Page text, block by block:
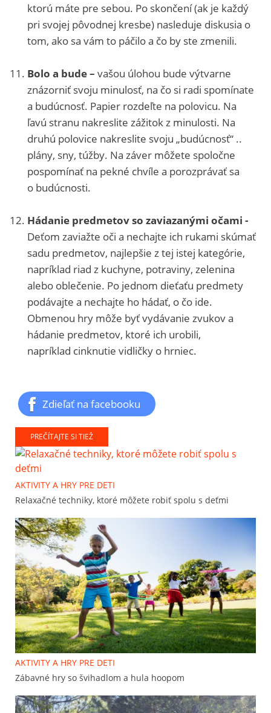
ktorú máte pre sebou. Po skončení (ak je každý
pri svojej pôvodnej kresbe) nasleduje diskusia o
tom, ako sa vám to páčilo a čo by ste zmenili.
Bolo a bude – vašou úlohou bude výtvarne
znázorniť svoju minulosť, na čo si radi spomínate
a budúcnosť. Papier rozdeľte na polovicu. Na
ľavú stranu nakreslite zážitok z minulosti. Na
druhú polovice nakreslite svoju „budúcnosť“ ..
plány, sny, túžby. Na záver môžete spoločne
pospomínať na pekné chvíle a porozprávať sa
o budúcnosti.
Hádanie predmetov so zaviazanými očami -
Deťom zaviažte oči a nechajte ich rukami skúmať
sadu predmetov, najlepšie z tej istej kategórie,
napríklad riad z kuchyne, potraviny, zelenina
alebo oblečenie. Po jednom dieťaťu predmety
podávajte a nechajte ho hádať, o čo ide.
Obmenou hry môže byť vydávanie zvukov a
hádanie predmetov, ktoré ich urobili,
napríklad cinknutie vidličky o hrniec.
Zdieľať na facebooku
PREČÍTAJTE SI TIEŽ
AKTIVITY A HRY PRE DETI
Relaxačné techniky, ktoré môžete robiť spolu s deťmi
AKTIVITY A HRY PRE DETI
Zábavné hry so švihadlom a hula hoopom